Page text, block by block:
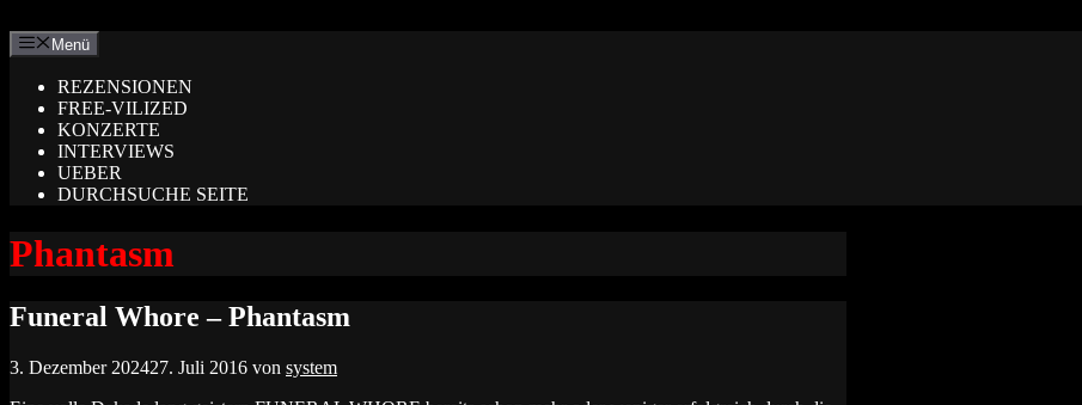
Inhalt
springen
Menü
REZENSIONEN
FREE-VILIZED
KONZERTE
INTERVIEWS
UEBER
DURCHSUCHE SEITE
Phantasm
Funeral Whore – Phantasm
3. Dezember 202427. Juli 2016 von system